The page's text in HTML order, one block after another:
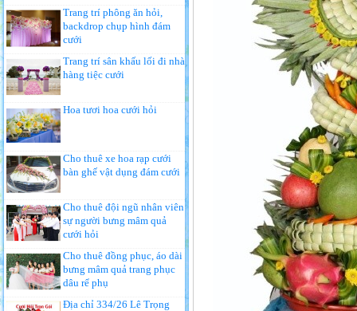
Trang trí phông ăn hỏi,
backdrop chụp hình đám
cưới
Trang trí sân khấu lối đi nhà
hàng tiệc cưới
Hoa tươi hoa cưới hỏi
Cho thuê xe hoa rạp cưới
bàn ghế vật dụng đám cưới
Cho thuê đội ngũ nhân viên
sự người bưng mâm quả
cưới hỏi
Cho thuê đồng phục, áo dài
bưng mâm quả trang phục
dâu rể phụ
Địa chỉ 334/26 Lê Trọng